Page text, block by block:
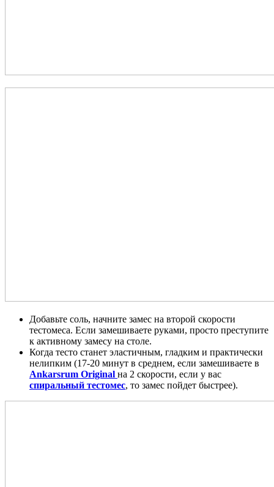
Добавьте соль, начните замес на второй скорости
тестомеса. Если замешиваете руками, просто преступите
к активному замесу на столе.
Когда тесто станет эластичным, гладким и практически
нелипким (17-20 минут в среднем, если замешиваете в
Ankarsrum Original на 2 скорости, если у вас
спиральный тестомес, то замес пойдет быстрее).